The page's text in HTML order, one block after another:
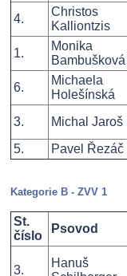
4.
Christos
Kalliontzis
1.
Monika
Bambušková
6.
Michaela
Holešínská
3.
Michal Jaroš
5.
Pavel Řezáč
Kategorie B - ZVV 1
St.
číslo
Psovod
3.
Hanuš